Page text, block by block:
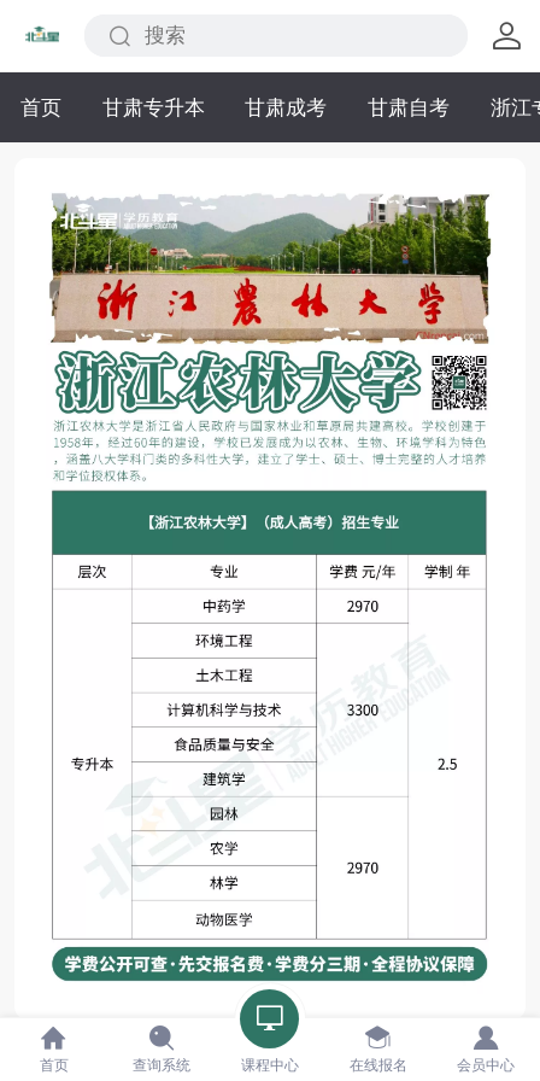
首页 甘肃专升本 甘肃成考 甘肃自考 浙江
©2023 - 北斗星学历提升版权所有
首页 查询系统 课程中心 在线报名 会员中心